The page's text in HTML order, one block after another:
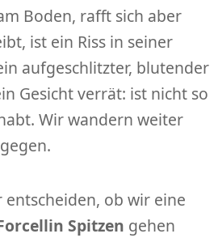
Boden, rafft sich aber
ist ein Riss in seiner
aufgeschlitzter, blutender
Gesicht verrät: ist nicht so
Wir wandern weiter
entscheiden, ob wir eine
Spitzen gehen